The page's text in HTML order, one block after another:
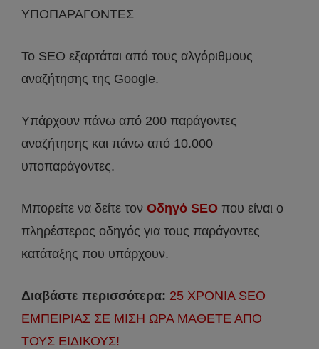
ΥΠΟΠΑΡΑΓΟΝΤΕΣ
Το SEO εξαρτάται από τους αλγόριθμους
αναζήτησης της Google.
Υπάρχουν πάνω από 200 παράγοντες
αναζήτησης και πάνω από 10.000
υποπαράγοντες.
Μπορείτε να δείτε τον Οδηγό SEO που είναι ο
πληρέστερος οδηγός για τους παράγοντες
κατάταξης που υπάρχουν.
Διαβάστε περισσότερα: 25 ΧΡΟΝΙΑ SEO
ΕΜΠΕΙΡΙΑΣ ΣΕ ΜΙΣΗ ΩΡΑ ΜΑΘΕΤΕ ΑΠΟ
ΤΟΥΣ ΕΙΔΙΚΟΥΣ!